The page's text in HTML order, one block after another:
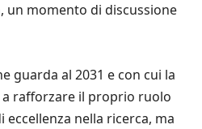
un momento di discussione
guarda al 2031 e con cui la
a rafforzare il proprio ruolo
nella ricerca, ma